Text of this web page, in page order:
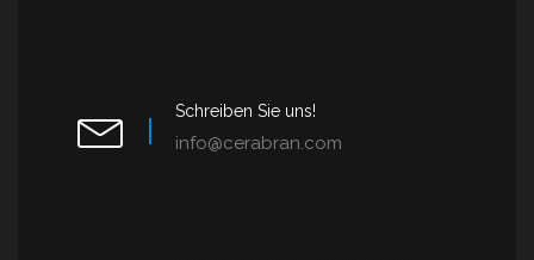
Schreiben Sie uns!
info@cerabran.com